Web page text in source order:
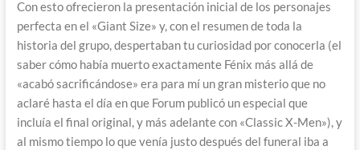
Con esto ofrecieron la presentación inicial de los personajes
perfecta en el «Giant Size» y, con el resumen de toda la
historia del grupo, despertaban tu curiosidad por conocerla (el
saber cómo había muerto exactamente Fénix más allá de
«acabó sacrificándose» era para mí un gran misterio que no
aclaré hasta el día en que Forum publicó un especial que
incluía el final original, y más adelante con «Classic X-Men»), y
al mismo tiempo lo que venía justo después del funeral iba a